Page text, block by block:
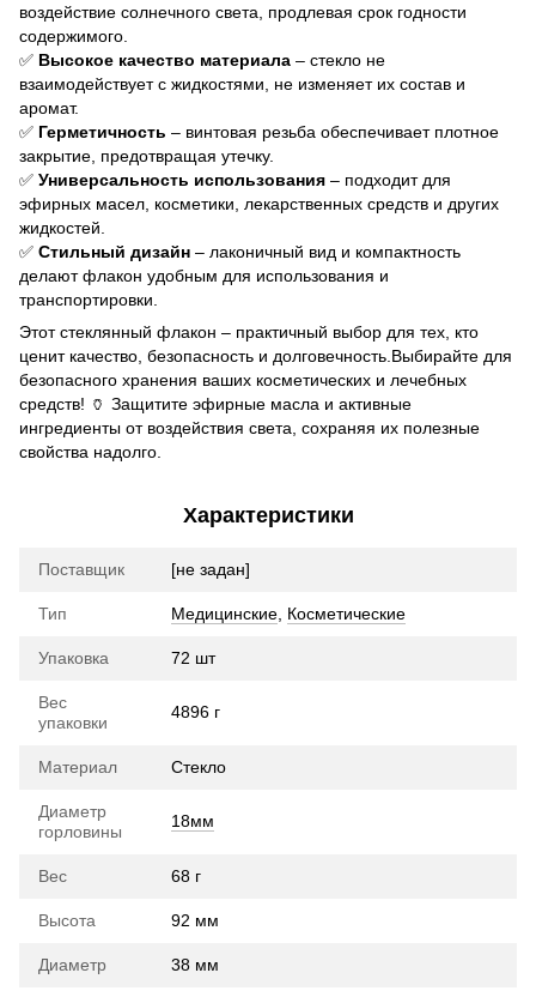
воздействие солнечного света, продлевая срок годности
содержимого.
✅ Высокое качество материала – стекло не
взаимодействует с жидкостями, не изменяет их состав и
аромат.
✅ Герметичность – винтовая резьба обеспечивает плотное
закрытие, предотвращая утечку.
✅ Универсальность использования – подходит для
эфирных масел, косметики, лекарственных средств и других
жидкостей.
✅ Стильный дизайн – лаконичный вид и компактность
делают флакон удобным для использования и
транспортировки.
Этот стеклянный флакон – практичный выбор для тех, кто
ценит качество, безопасность и долговечность.Выбирайте для
безопасного хранения ваших косметических и лечебных
средств! 🏺 Защитите эфирные масла и активные
ингредиенты от воздействия света, сохраняя их полезные
свойства надолго.
Характеристики
Поставщик [не задан]
Тип Медицинские Косметические
Упаковка 72 шт
Вес
упаковки
4896 г
Материал Стекло
Диаметр
горловины
18мм
Вес 68 г
Высота 92 мм
Диаметр 38 мм